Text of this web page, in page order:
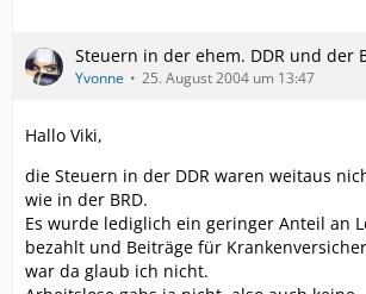
Steuern in der ehem. DDR und der
Yvonne 25. August 2004 um 13:47
Hallo Viki,
die Steuern in der DDR waren weitaus
wie in der BRD.
Es wurde lediglich ein geringer Anteil an
bezahlt und Beiträge für
war da glaub ich nicht.